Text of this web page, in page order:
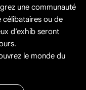
une communauté
célibataires ou de
d’exhib seront
le monde du